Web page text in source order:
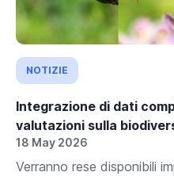
NOTIZIE
Integrazione di dati
valutazioni sulla
18 May 2026
Verranno rese disponibili